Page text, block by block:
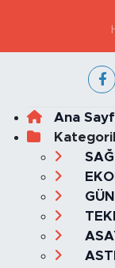
Ana